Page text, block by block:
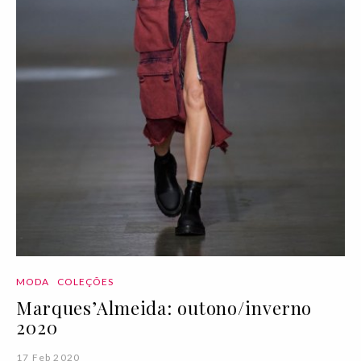
MODA COLEÇÕES
Marques’Almeida: outono/inverno
2020
17 Feb 2020